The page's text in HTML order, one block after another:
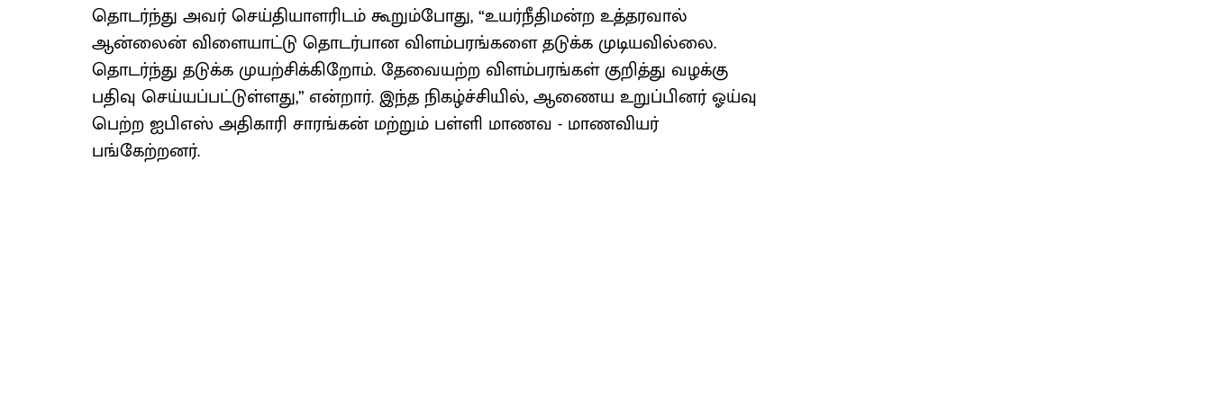
தொடர்ந்து அவர் செய்தியாளரிடம் கூறும்போது, “உயர்நீதிமன்ற உத்தரவால்
ஆன்லைன் விளையாட்டு தொடர்பான விளம்பரங்களை தடுக்க முடியவில்லை.
தொடர்ந்து தடுக்க முயற்சிக்கிறோம். தேவையற்ற விளம்பரங்கள் குறித்து வழக்கு
பதிவு செய்யப்பட்டுள்ளது,” என்றார். இந்த நிகழ்ச்சியில், ஆணைய உறுப்பினர் ஓய்வு
பெற்ற ஐபிஎஸ் அதிகாரி சாரங்கன் மற்றும் பள்ளி மாணவ - மாணவியர்
பங்கேற்றனர்.